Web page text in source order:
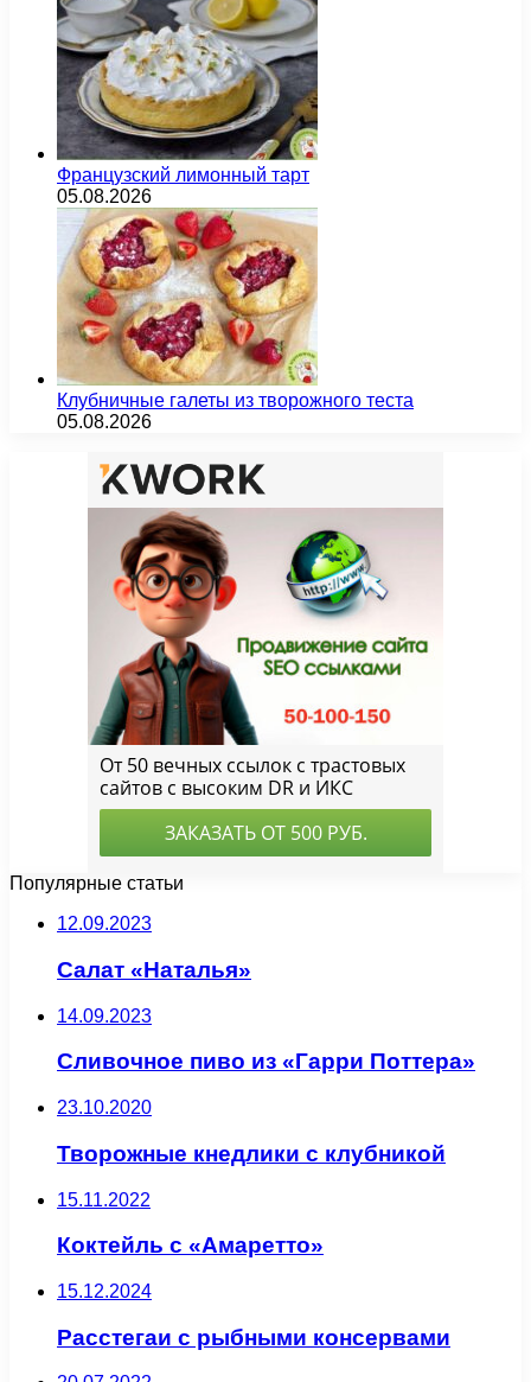
Французский лимонный тарт
05.08.2026
Клубничные галеты из творожного теста
05.08.2026
Популярные статьи
12.09.2023
Салат «Наталья»
14.09.2023
Сливочное пиво из «Гарри Поттера»
23.10.2020
Творожные кнедлики с клубникой
15.11.2022
Коктейль с «Амаретто»
15.12.2024
Расстегаи с рыбными консервами